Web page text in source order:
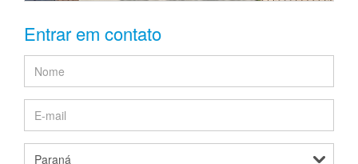
Entrar em contato